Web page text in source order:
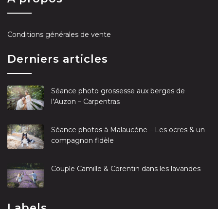
Conditions générales de vente
Derniers articles
Séance photo grossesse aux berges de
l’Auzon – Carpentras
Séance photos à Malaucène – Les ocres & un
compagnon fidèle
Couple Camille & Corentin dans les lavandes